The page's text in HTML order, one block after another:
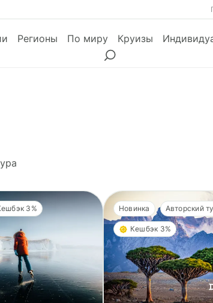
Регионы По миру Круизы
3% Новинка Авторский
Кешбэк 3%